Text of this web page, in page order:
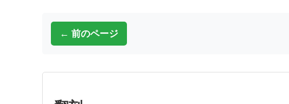
← 前のページ